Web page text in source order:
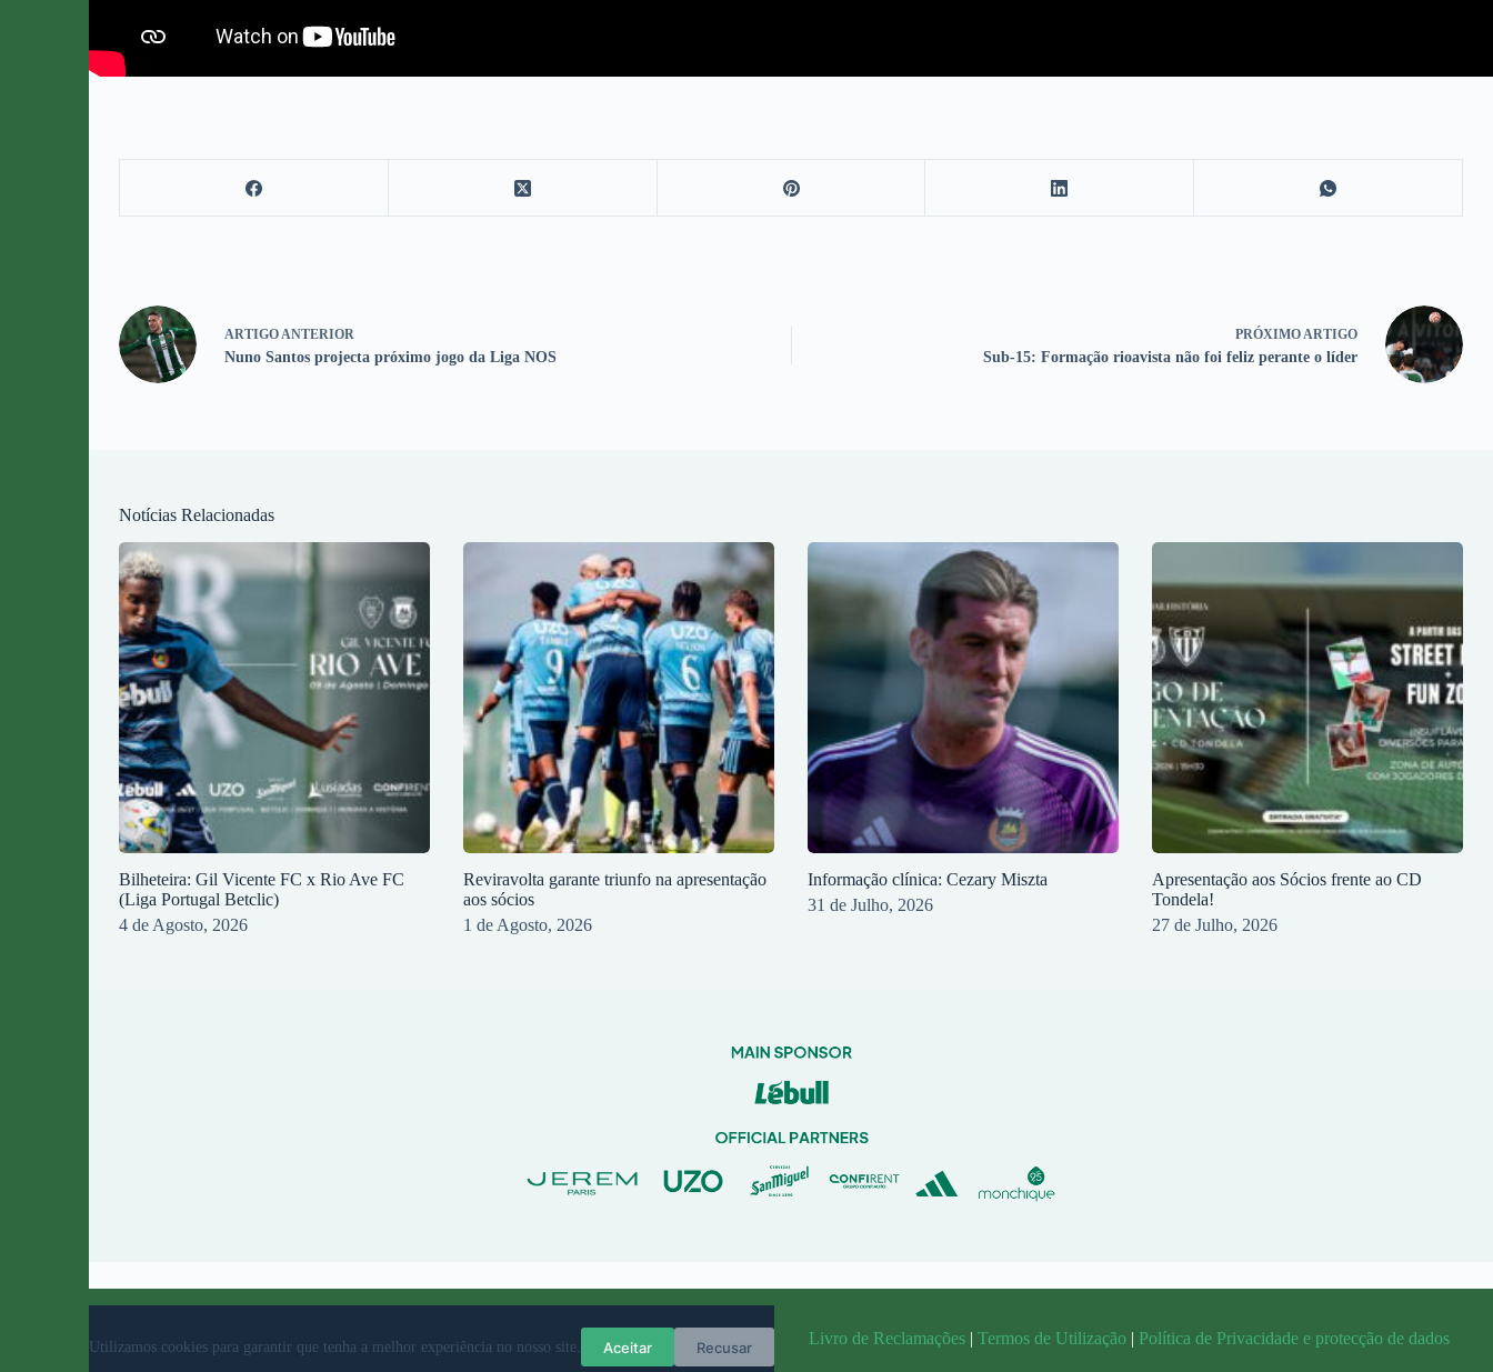
Utilizamos cookies para garantir que tenha a melhor experiência no nosso site. Aceitar Recusar
ARTIGO ANTERIOR
Nuno Santos projecta próximo jogo da Liga NOS
PRÓXIMO ARTIGO
Sub-15: Formação rioavista não foi feliz perante o líder
Notícias Relacionadas
Bilheteira: Gil Vicente FC x Rio Ave FC
(Liga Portugal Betclic)
4 de Agosto, 2026
Reviravolta garante triunfo na apresentação
aos sócios
1 de Agosto, 2026
Informação clínica: Cezary Miszta
31 de Julho, 2026
Apresentação aos Sócios frente ao CD
Tondela!
27 de Julho, 2026
© 2023 Rio Ave Futebol Clube Desenvolvido por Livro de Reclamações | Termos de Utilização | Política de Privacidade e protecção de dados